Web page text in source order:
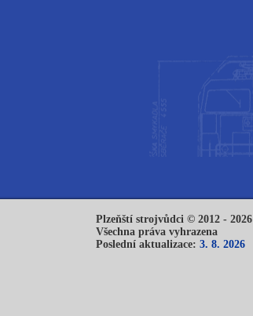
Plzeňští strojvůdci © 2012 - 2026
Všechna práva vyhrazena
Poslední aktualizace: 3. 8. 2026